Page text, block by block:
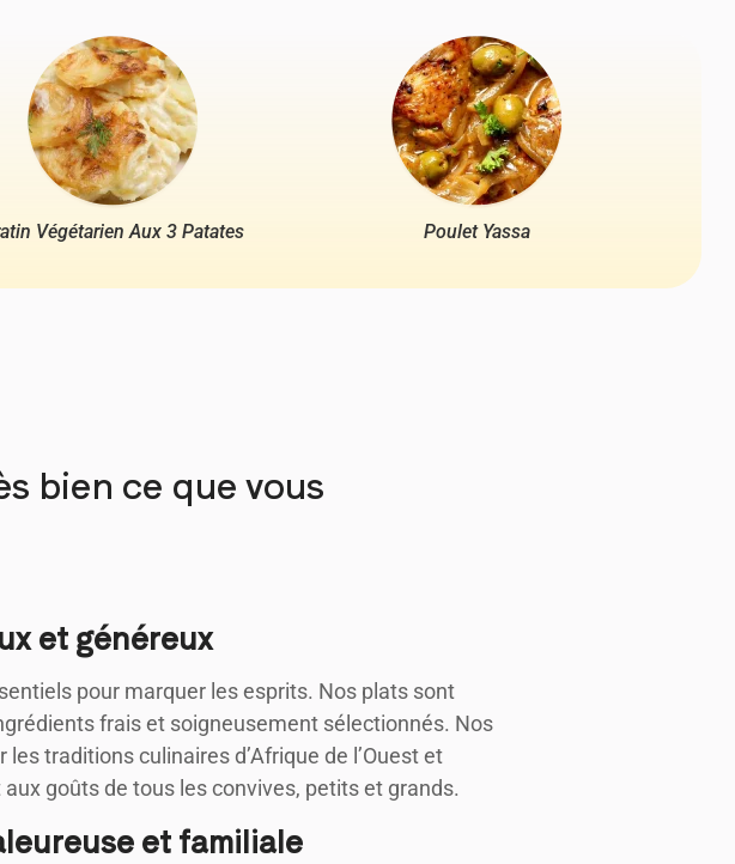
Végétarien Aux 3 Patates Poulet Yassa
bien ce que vous
et généreux
pour marquer les esprits. Nos plats sont
frais et soigneusement sélectionnés. Nos
traditions culinaires d’Afrique de l’Ouest et
goûts de tous les convives, petits et grands.
et familiale